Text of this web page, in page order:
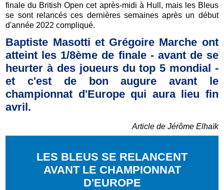
finale du British Open cet après-midi à Hull, mais les Bleus
se sont relancés ces dernières semaines après un début
d'année 2022 compliqué.
Baptiste Masotti et Grégoire Marche ont
atteint les 1/8ème de finale - avant de se
heurter à des joueurs du top 5 mondial -
et c'est de bon augure avant le
championnat d'Europe qui aura lieu fin
avril.
Article de Jérôme Elhaïk
LES BLEUS SE RELANCENT
AVANT LE CHAMPIONNAT
D'EUROPE